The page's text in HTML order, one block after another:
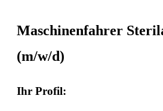
Maschinenfahrer
(m/w/d)
Ihr Profil: